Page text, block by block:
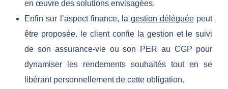
en œuvre des solutions envisagées.
Enfin sur l’aspect finance, lagestion déléguée peut
être proposée. le client confie la gestion et le suivi
de son assurance-vie ou son PER au CGP pour
dynamiser les rendements souhaités tout en se
libérant personnellement de cette obligation.